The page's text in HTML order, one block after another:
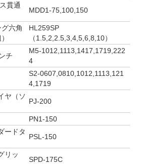
貫通
MDD1-75,100,150
六角
HL259SP
（1.5,2,2.5,3,4,5,6,8,10）
チ
M5-1012,1113,1417,1719,222
4
S2-0607,0810,1012,1113,121
4,1719
ヤ（ソ
PJ-200
PN1-150
ードタ
PSL-150
リッ
SPD-175C